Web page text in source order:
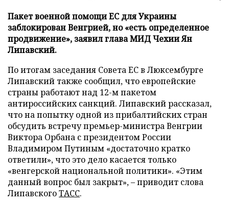
Пакет военной помощи ЕС для Украины
заблокирован Венгрией, но «есть определенное
продвижение», заявил глава МИД Чехии Ян
Липавский.
По итогам заседания Совета ЕС в Люксембурге
Липавский также сообщил, что европейские
страны работают над 12-м пакетом
антироссийских санкций. Липавский рассказал,
что на попытку одной из прибалтийских стран
обсудить встречу премьер-министра Венгрии
Виктора Орбана с президентом России
Владимиром Путиным «достаточно кратко
ответили», что это дело касается только
«венгерской национальной политики». «Этим
данный вопрос был закрыт», – приводит слова
ЛипавскогоТАСС.